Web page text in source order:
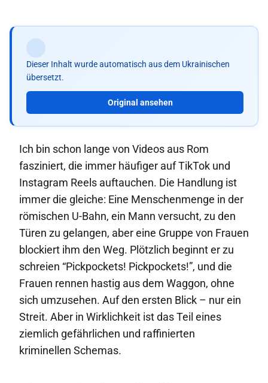
Dieser Inhalt wurde automatisch aus dem Ukrainischen
übersetzt.
Original ansehen
Ich bin schon lange von Videos aus Rom
fasziniert, die immer häufiger auf TikTok und
Instagram Reels auftauchen. Die Handlung ist
immer die gleiche: Eine Menschenmenge in der
römischen U-Bahn, ein Mann versucht, zu den
Türen zu gelangen, aber eine Gruppe von Frauen
blockiert ihm den Weg. Plötzlich beginnt er zu
schreien “Pickpockets! Pickpockets!”, und die
Frauen rennen hastig aus dem Waggon, ohne
sich umzusehen. Auf den ersten Blick – nur ein
Streit. Aber in Wirklichkeit ist das Teil eines
ziemlich gefährlichen und raffinierten
kriminellen Schemas.